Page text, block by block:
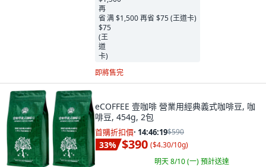
满 $1,500 再省 $75 (王道卡)
即將售完
eCOFFEE 壹咖啡 營業用經典義式咖啡豆, 咖
啡豆, 454g, 2包
首購折扣價· 14:46:17$590
33% $390 ($4.30/10g)
明天 8/10 (一)預計送達